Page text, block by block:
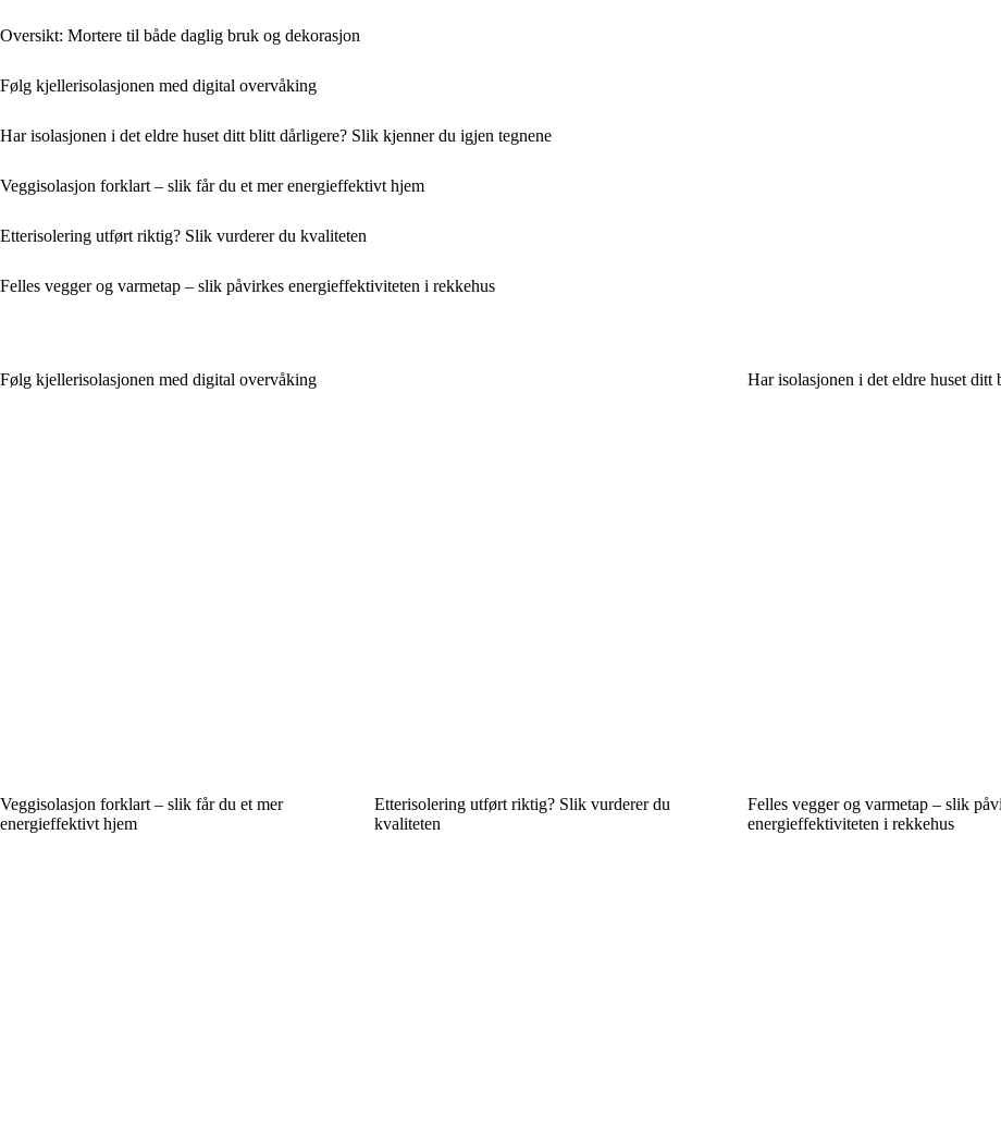
Oversikt: Mortere til både daglig bruk og dekorasjon
Følg kjellerisolasjonen med digital overvåking
Har isolasjonen i det eldre huset ditt blitt dårligere? Slik kjenner du igjen tegnene
Veggisolasjon forklart – slik får du et mer energieffektivt hjem
Etterisolering utført riktig? Slik vurderer du kvaliteten
Felles vegger og varmetap – slik påvirkes energieffektiviteten i rekkehus
Følg kjellerisolasjonen med digital overvåking Har isolasjonen i det eldre huset
Veggisolasjon forklart – slik får du et mer
energieffektivt hjem
Etterisolering utført riktig? Slik vurderer du
kvaliteten
Felles vegger og varmetap – slik
energieffektiviteten i rekkehus